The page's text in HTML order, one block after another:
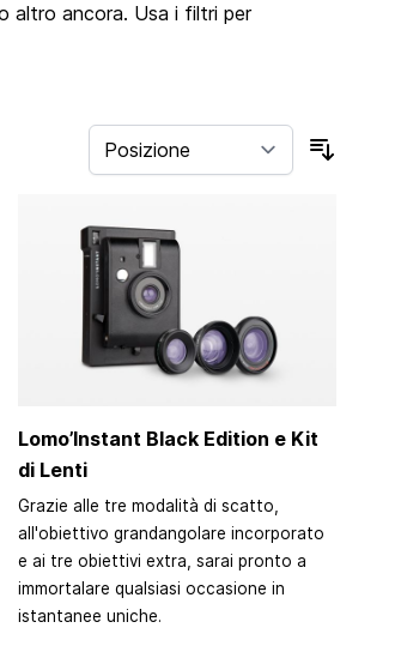
altro ancora. Usa i filtri per
Lomo’Instant Black Edition e Kit
di Lenti
Grazie alle tre modalità di scatto,
all'obiettivo grandangolare incorporato
e ai tre obiettivi extra, sarai pronto a
immortalare qualsiasi occasione in
istantanee uniche.